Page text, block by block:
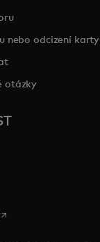
nebo odcizení karty
otázky
tab
opens in a new tab